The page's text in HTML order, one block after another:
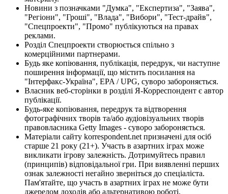
Новини з позначками "Думка", "Експертиза", "Заява",
"Регіони", "Гроші", "Влада", "Вибори", "Тест-драйв",
"Спецпроекти", "Промо" публікуються на правах
реклами.
Розділ Спецпроекти створюється спільно з
комерційними партнерами.
Будь яке копіювання, публікація, передрук, чи наступне
поширення інформації, що містить посилання на
"Інтерфакс-Україна", EPA / UPG, суворо забороняється.
Власник веб-сторінки в розділі Я-Корреспондент є автор
публікації.
Будь-яке копіювання, передрук та відтворення
фотографічних творів та/або аудіовізуальних творів
правовласника Getty Images - суворо забороняється.
Матеріали сайту korrespondent.net призначені для осіб
старше 21 року (21+). Участь в азартних іграх може
викликати ігрову залежність. Дотримуйтесь правил
(принципів) відповідальної гри. При виявленні перших
ознак залежності негайно зверніться до спеціаліста.
Пам'ятайте, що участь в азартних іграх не може бути
джерелом доходів або альтернативою роботі.